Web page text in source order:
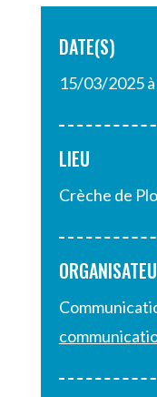
DATE(S)
15/03/2025
LIEU
Crèche de